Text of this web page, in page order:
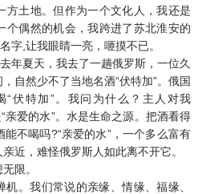
方土地。但作为一个文化人，我还是
个偶然的机会，我跨进了苏北淮安的
字,让我眼睛一亮，咂摸不已。
年夏天，我去了一趟俄罗斯，一位久
自然少不了当地名酒“伏特加”。俄国
“伏特加”。我问为什么？主人对我
亲爱的水”。水是生命之源。把酒看得
不喝吗?“亲爱的水”，一个多么富有
近，难怪俄罗斯人如此离不开它。
限。
。我们常说的亲缘、情缘、福缘、